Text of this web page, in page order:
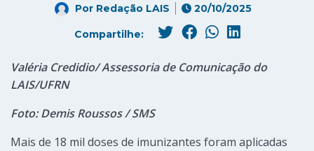
Por Redação LAIS 20/10/2025
Compartilhe:
Valéria Credidio/ Assessoria de Comunicação do
LAIS/UFRN
Foto: Demis Roussos / SMS
Mais de 18 mil doses de imunizantes foram aplicadas